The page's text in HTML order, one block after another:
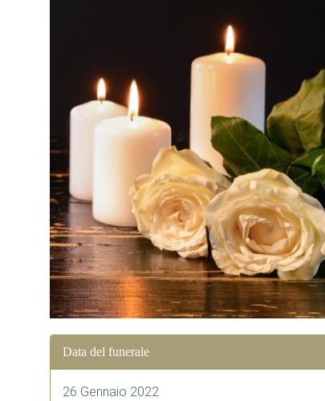
Data del funerale
26 Gennaio 2022